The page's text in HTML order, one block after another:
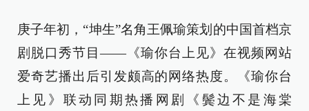
庚子年初，“坤生”名角王佩瑜策划的中国首档京
剧脱口秀节目——《瑜你台上见》在视频网站
爱奇艺播出后引发颇高的网络热度。《瑜你台
上见》联动同期热播网剧《鬓边不是海棠